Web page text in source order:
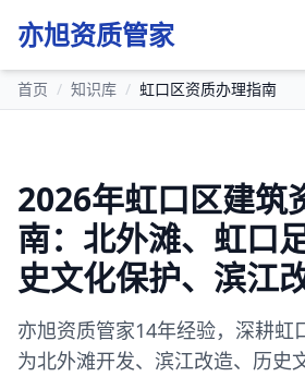
亦旭资质管家
首页 / 知识库 / 虹口区资质办理指南
2026年虹口区建筑
南：北外滩、虹口
史文化保护、滨江
亦旭资质管家14年经验，深耕虹
为北外滩开发、滨江改造、历史